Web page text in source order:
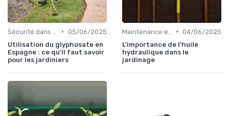
• 05/06/2025
Utilisation du glyphosate en
Espagne : ce qu'il faut savoir
pour les jardiniers
• 04/06/2025
L'importance de l'huile
hydraulique dans le
jardinage